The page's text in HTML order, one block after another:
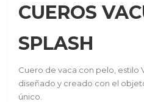
CUEROS
SPLASH
Cuero de vaca con pelo, estilo
diseñado y creado con el
único.